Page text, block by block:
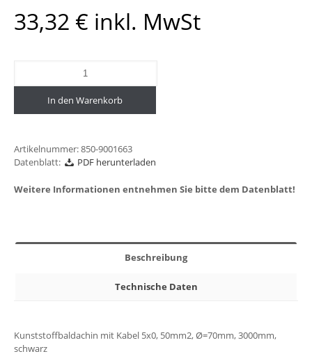
33,32 € inkl. MwSt
In den Warenkorb
Artikelnummer:850-9001663
Datenblatt:
PDF herunterladen
Weitere Informationen entnehmen Sie bitte dem Datenblatt!
Beschreibung
Technische Daten
Kunststoffbaldachin mit Kabel 5x0, 50mm2, Ø=70mm, 3000mm,
schwarz